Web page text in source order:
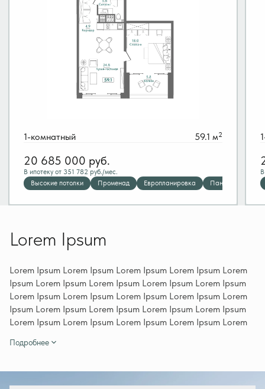
1-комнатный 59.1 м2
20 685 000 руб.
В ипотеку от 351 782 руб./мес.
Высокие потолки
Променад Европланировка Панорамные
Lorem Ipsum
Lorem Ipsum Lorem Ipsum Lorem Ipsum Lorem Ipsum Lorem
Ipsum Lorem Ipsum Lorem Ipsum Lorem Ipsum Lorem Ipsum
Lorem Ipsum Lorem Ipsum Lorem Ipsum Lorem Ipsum Lorem
Ipsum Lorem Ipsum Lorem Ipsum Lorem Ipsum Lorem Ipsum
Lorem Ipsum Lorem Ipsum Lorem Ipsum Lorem Ipsum Lorem
Lorem Ipsum Lorem Ipsum Lorem Ipsum Lorem Ipsum Lorem
Lorem Ipsum Lorem Ipsum Lorem Ipsum Lorem Ipsum Lorem
Подробнее